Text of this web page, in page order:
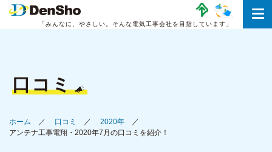
「みんなに、やさしい。 そんな電気工事会社を目指しています」
口コミ
ホーム 口コミ
2020年
アンテナ工事電翔・2020年7月の口コミを紹介！